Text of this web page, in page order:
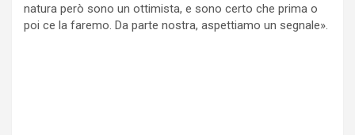
natura però sono un ottimista, e sono certo che prima o
poi ce la faremo. Da parte nostra, aspettiamo un segnale».